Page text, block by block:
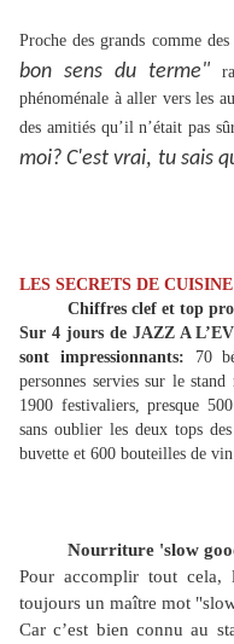
Proche des grands comme
bon sens du terme"
phénoménale à aller vers les
des amitiés qu’il n’était pas
moi? C'est vrai, tu sais
LES SECRETS DE
Chiffres clef et top
Sur 4 jours de JAZZ A
sont impressionnants: 70
personnes servies sur le
1900 festivaliers, presque
sans oublier les deux tops
buvette et 600 bouteilles de
Nourriture 'slow
Pour accomplir tout cela,
toujours un maître mot
Car c’est bien connu au